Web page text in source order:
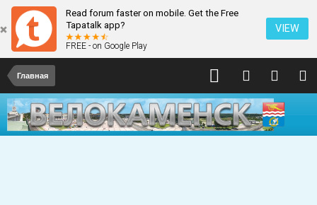
Read forum faster on mobile. Get the Free
Tapatalk app?
FREE - on Google Play
VIEW
Главная